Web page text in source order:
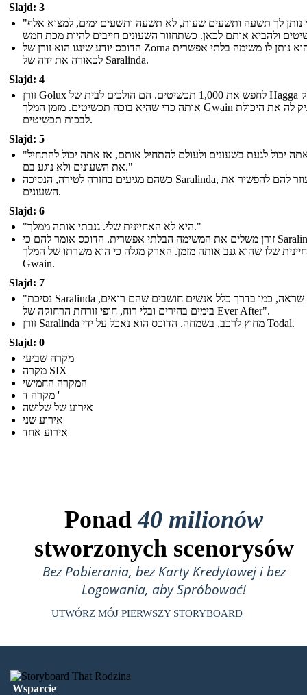
Slajd: 3
"אני נותן לך תשעה ותשעים שעות, לא תשעה ותשעים ימים, למצוא אלף
הדוכס יודע שינגו הוא זורן של Zorna והוא נותן לו משימה בלתי אפשרית
לכאורה את ידה של Saralinda.
Slajd: 4
זורן Golux לחפש את 1,000 תכשיטים. הם הולכים לבית של Hagga להצחיק
אותה כדי שהיא בוכה תכשיטים. מזמן המלך Gwain העניק לה את היכולת
לבכות תכשיטים.
Slajd: 5
"אם אתה יכול לגעת בשעונים ולעולם להתחיל אותם, אז אתה יכול להתחיל
את השעונים ולא נוגע בם."
כשהם מגיעים בחזרה לטירה, הנסיכה Saralinda, עוזר להם להפשיר את
השעונים.
Slajd: 6
"היא לא האחיינית שלי. גנבתי אותה ממלך."
זורן משלים את המשימה הבלתי אפשרית. הדוכס אומר להם כי Saralinda לא
שלו שהוא גנב אותה מזמן. הארק מגלה כי הוא משרתו של המלך
Gwain.
Slajd: 7
"נסיכת Saralinda חשבה שראה, כמו בדרך כלל אנשים חושבים שהם רואים,
בימים בהירים ובלי רוח, חופי זורחת הרחוקה של Ever After".
זורן Saralinda מחוץ לרכב, בשמחה. הדוכס הוא נאכל על ידי Todal.
Slajd: 0
מקרה שביעי
מקרה SIX
המקרה החמישי
מקרה ד '
אירוע של שלושה
אירוע שני
אירוע אחד
Ponad40 milionów
stworzonych scenorysów
Bez Pobierania, bez Karty Kredytowej i bez
Logowania, aby Spróbować!
UTWÓRZ MÓJ PIERWSZY STORYBOARD
Wsparcie